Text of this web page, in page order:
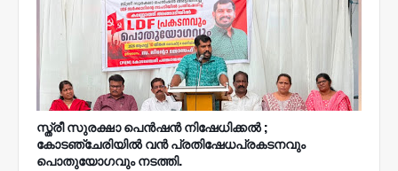
സ്ത്രീ സുരക്ഷാ പെൻഷൻ നിഷേധിക്കൽ ;
കോടഞ്ചേരിയിൽ വൻ പ്രതിഷേധപ്രകടനവും
പൊതുയോഗവും നടത്തി.